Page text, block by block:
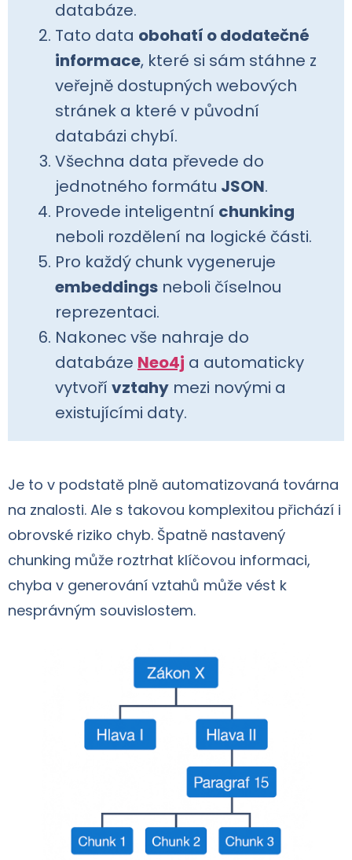
databáze.
Tato data obohatí o dodatečné
informace, které si sám stáhne z
veřejně dostupných webových
stránek a které v původní
databázi chybí.
Všechna data převede do
jednotného formátu JSON.
Provede inteligentní chunking
neboli rozdělení na logické části.
Pro každý chunk vygeneruje
embeddings neboli číselnou
reprezentaci.
Nakonec vše nahraje do
databáze Neo4j a automaticky
vytvoří vztahy mezi novými a
existujícími daty.
Je to v podstatě plně automatizovaná továrna
na znalosti. Ale s takovou komplexitou přichází i
obrovské riziko chyb. Špatně nastavený
chunking může roztrhat klíčovou informaci,
chyba v generování vztahů může vést k
nesprávným souvislostem.